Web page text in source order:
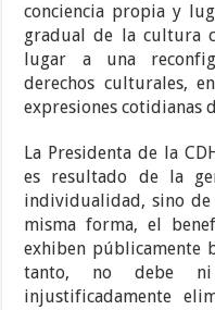
conciencia propia y
gradual de la cultura
lugar a una
derechos culturales,
expresiones cotidianas
La Presidenta de la
es resultado de la
individualidad, sino de
misma forma, el
exhiben públicamente
tanto, no debe
injustificadamente